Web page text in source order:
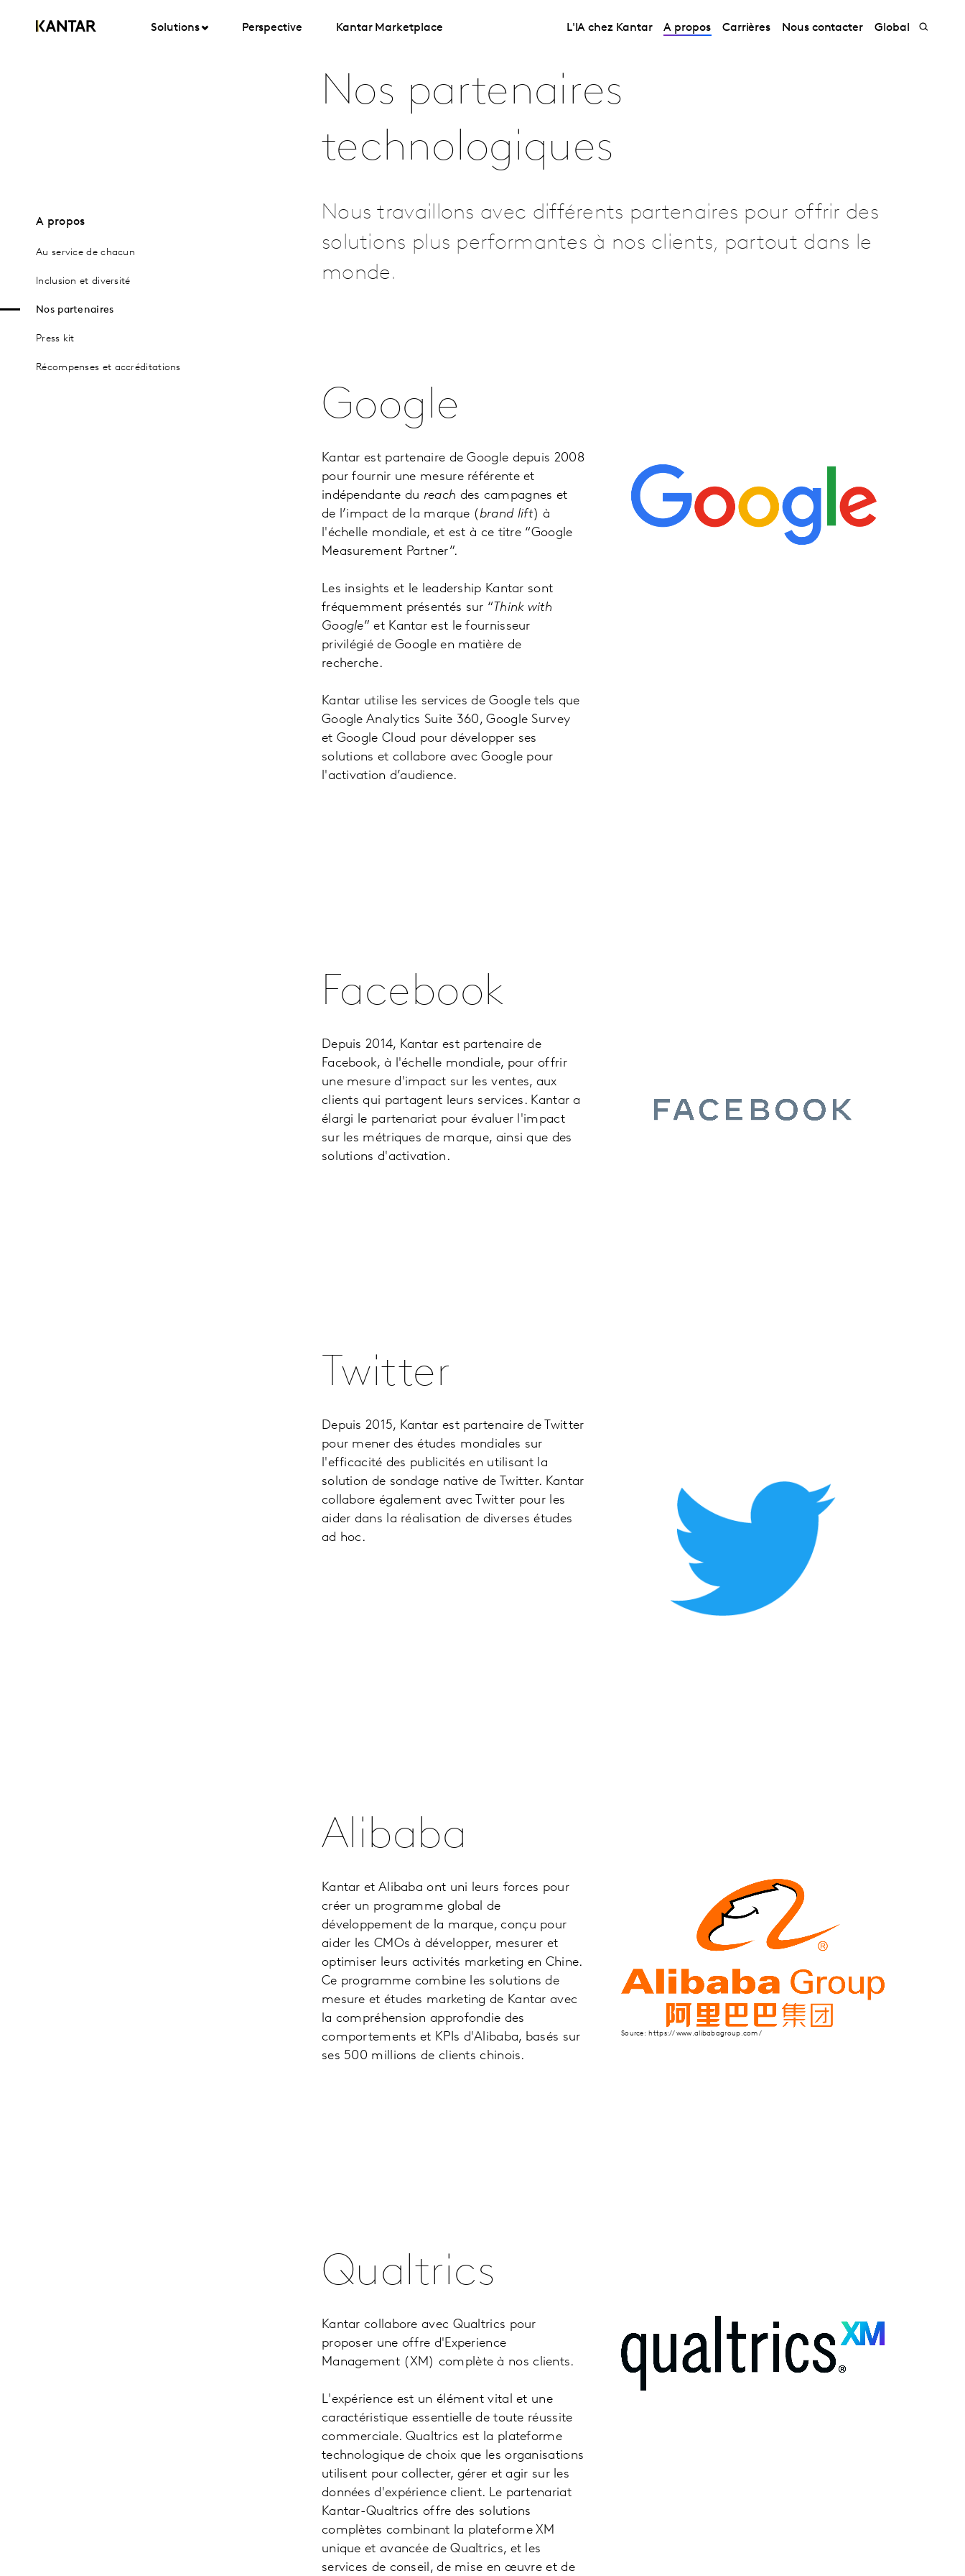
Solutions Perspective Kantar Marketplace L'IA chez Kantar A propos Carrières Nous contacter Global
Nos partenaires
technologiques
A propos
Au service de chacun
Inclusion et diversité
Nos partenaires
Press kit
Récompenses et accréditations
Nous travaillons avec différents partenaires pour offrir des
solutions plus performantes à nos clients, partout dans le
monde.
Google
Kantar est partenaire de Google depuis 2008
pour fournir une mesure référente et
indépendante du reach des campagnes et
de l’impact de la marque (brand lift) à
l'échelle mondiale, et est à ce titre “Google
Measurement Partner”.
Les insights et le leadership Kantar sont
fréquemment présentés sur “ Think with
Google” et Kantar est le fournisseur
privilégié de Google en matière de
recherche.
Kantar utilise les services de Google tels que
Google Analytics Suite 360, Google Survey
et Google Cloud pour développer ses
solutions et collabore avec Google pour
l'activation d’audience.
Facebook
Depuis 2014, Kantar est partenaire de
Facebook, à l'échelle mondiale, pour offrir
une mesure d'impact sur les ventes, aux
clients qui partagent leurs services. Kantar a
élargi le partenariat pour évaluer l'impact
sur les métriques de marque, ainsi que des
solutions d'activation.
Twitter
Depuis 2015, Kantar est partenaire de Twitter
pour mener des études mondiales sur
l'efficacité des publicités en utilisant la
solution de sondage native de Twitter. Kantar
collabore également avec Twitter pour les
aider dans la réalisation de diverses études
ad hoc.
Alibaba
Kantar et Alibaba ont uni leurs forces pour
créer un programme global de
développement de la marque, conçu pour
aider les CMOs à développer, mesurer et
optimiser leurs activités marketing en Chine.
Ce programme combine les solutions de
mesure et études marketing de Kantar avec
la compréhension approfondie des
comportements et KPIs d'Alibaba, basés sur
ses 500 millions de clients chinois.
Source: https://www.alibabagroup.com/
Qualtrics
Kantar collabore avec Qualtrics pour
proposer une offre d'Experience
Management (XM) complète à nos clients.
L'expérience est un élément vital et une
caractéristique essentielle de toute réussite
commerciale. Qualtrics est la plateforme
technologique de choix que les organisations
utilisent pour collecter, gérer et agir sur les
données d'expérience client. Le partenariat
Kantar-Qualtrics offre des solutions
complètes combinant la plateforme XM
unique et avancée de Qualtrics, et les
services de conseil, de mise en œuvre et de